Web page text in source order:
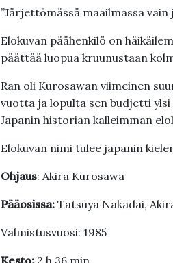
”Järjettömässä maailmassa
Elokuvan päähenkilö on
päättää luopua kruunustaan
Ran oli Kurosawan viimeinen
vuotta ja lopulta sen budjetti
Japanin historian kalleimman
Elokuvan nimi tulee japanin
Ohjaus: Akira Kurosawa
Pääosissa:Tatsuya Nakadai,
Valmistusvuosi: 1985
Kesto:2 h 36 min